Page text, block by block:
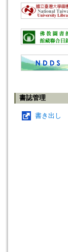
書誌管理
書き出し